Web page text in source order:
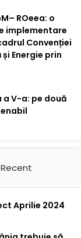
ROeea: o
implementare
Convenției
Energie prin
a V-a: pe două
Recent
Aprilie 2024